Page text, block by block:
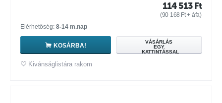
114 513 Ft
(90 168 Ft+ áfa)
Elérhetőség: 8-14 m.nap
KOSÁRBA!
VÁSÁRLÁS
EGY
KATTINTÁSSAL
Kivánságlistára rakom